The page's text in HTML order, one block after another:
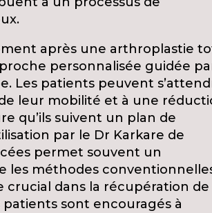
après une arthroplastie
personnalisée guidée
Les patients peuvent
leur mobilité et à une
qu’ils suivent un plan de
par le Dr Karkare de
permet souvent un
les méthodes
dans la récupération de
sont encouragés à